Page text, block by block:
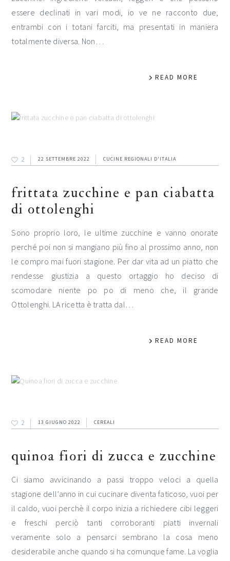
essere declinati in vari modi, io ve ne racconto due,
entrambi con i totani farciti, ma presentati in maniera
totalmente diversa. Non…
READ MORE
2 22 SETTEMBRE 2022 CUCINE REGIONALI D'ITALIA
frittata zucchine e pan ciabatta
di ottolenghi
Sono proprio loro, le ultime zucchine e vanno onorate
perché poi non si mangiano più fino al prossimo anno, non
le compro mai fuori stagione. Per dar vita ad un piatto che
rendesse giustizia a questo ortaggio ho deciso di
scomodare niente po po di meno che, il grande
Ottolenghi. LA ricetta è tratta dal…
READ MORE
2 13 GIUGNO 2022 CEREALI
quinoa fiori di zucca e zucchine
Ci siamo avvicinando a passi troppo veloci a quella
stagione dell’anno in cui cucinare diventa faticoso, vuoi per
il caldo, vuoi perchè il corpo inizia a richiedere cibi leggeri
e freschi perciò tanti corroboranti piatti invernali
veramente solo a pensarci sembrano la cosa meno
desiderabile anche quando si ha comunque fame. La voglia